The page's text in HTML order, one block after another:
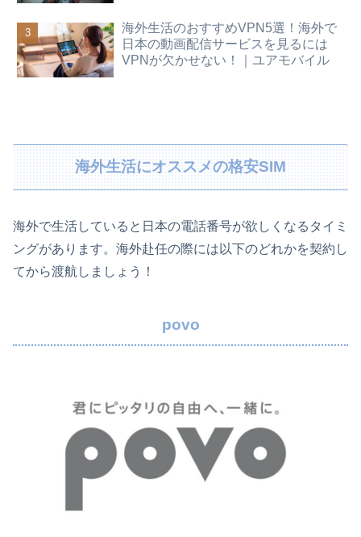
海外生活のおすすめVPN5選！海外で
日本の動画配信サービスを見るには
VPNが欠かせない！｜ユアモバイル
海外生活にオススメの格安SIM
海外で生活していると日本の電話番号が欲しくなるタイミ
ングがあります。海外赴任の際には以下のどれかを契約し
てから渡航しましょう！
povo